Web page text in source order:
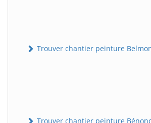
Trouver chantier peinture
Trouver chantier peinture